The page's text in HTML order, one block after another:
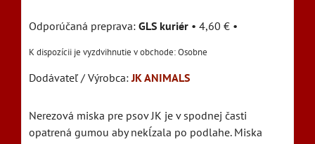
GLS kuriér • 4,60 € •
Osobne
Dodávateľ / Výrobca: JK ANIMALS
Nerezová miska pre psov JK je v spodnej časti
opatrená gumou aby nekĺzala po podlahe. Miska